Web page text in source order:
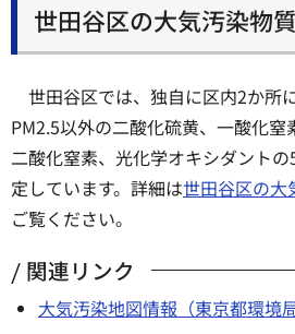
世田谷区の大気汚染物
世田谷区では、独自に区内2か所
PM2.5以外の二酸化硫黄、一酸化窒
二酸化窒素、光化学オキシダント
定しています。詳細は世田谷区の大
ご覧ください。
関連リンク
大気汚染地図情報（東京都環境局